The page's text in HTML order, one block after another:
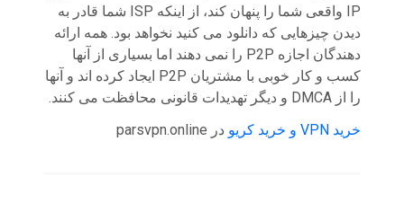
IP واقعی شما را پنهان کند، از اینکه ISP شما قادر به
دیدن چیزهایی که دانلود می کنید نخواهد بود. همه ارائه
دهندگان اجازه P2P را نمی دهند اما بسیاری از آنها
کسب و کار خوبی با مشتریان P2P ایجاد کرده اند و آنها
را از DMCA و دیگر تهدیدات قانونی محافظت می کنند.
خرید VPN و خرید کریو
در parsvpn.online